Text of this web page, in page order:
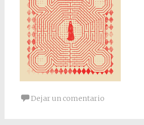
Dejar un comentario